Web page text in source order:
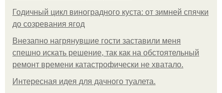
Годичный цикл виноградного куста: от зимней спячки
до созревания ягод
Внезапно нагрянувшие гости заставили меня
спешно искать решение, так как на обстоятельный
ремонт времени катастрофически не хватало.
Интересная идея для дачного туалета.